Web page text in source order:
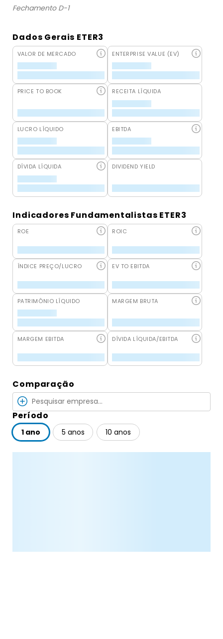
Fechamento D-1
Dados Gerais ETER3
VALOR DE MERCADO ENTERPRISE VALUE (EV)
PRICE TO BOOK RECEITA LÍQUIDA
LUCRO LÍQUIDO EBITDA
DÍVIDA LÍQUIDA DIVIDEND YIELD
Indicadores Fundamentalistas ETER3
ROE ROIC
ÍNDICE PREÇO/LUCRO EV TO EBITDA
PATRIMÔNIO LÍQUIDO MARGEM BRUTA
MARGEM EBITDA DÍVIDA LÍQUIDA/EBITDA
Comparação
Período
1 ano 5 anos 10 anos